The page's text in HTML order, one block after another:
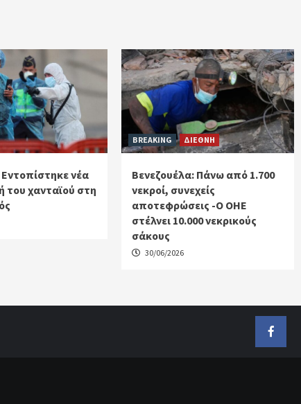
Εντοπίστηκε νέα
του χανταϊού στη
BREAKING ΔΙΕΘΝΗ
Βενεζουέλα: Πάνω από 1.700
νεκροί, συνεχείς
αποτεφρώσεις -Ο ΟΗΕ
στέλνει 10.000 νεκρικούς
σάκους
30/06/2026